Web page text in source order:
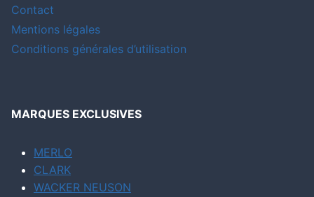
Contact
Mentions légales
Conditions générales d’utilisation
MARQUES EXCLUSIVES
MERLO
CLARK
WACKER NEUSON